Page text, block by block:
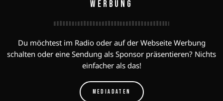
WERBUNG
Du möchtest im Radio oder auf der Webseite Werbung
schalten oder eine Sendung als Sponsor präsentieren? Nichts
einfacher als das!
MEDIADATEN